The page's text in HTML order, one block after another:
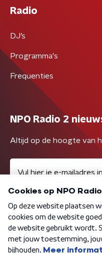
Radio
DJ’s
Programma's
Frequenties
NPO Radio 2
Altijd op de hoogte van
Algemene voorwaarden